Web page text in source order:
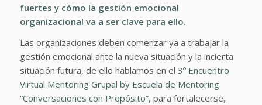
fuertes y cómo la gestión emocional
organizacional va a ser clave para ello.
Las organizaciones deben comenzar ya a trabajar la
gestión emocional ante la nueva situación y la incierta
situación futura, de ello hablamos en el 3º Encuentro
Virtual Mentoring Grupal by Escuela de Mentoring
“Conversaciones con Propósito”, para fortalecerse,